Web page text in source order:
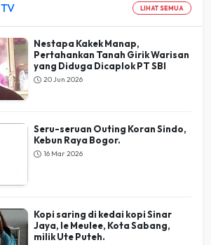
TV LIHAT SEMUA
Nestapa Kakek Manap,
Pertahankan Tanah Girik Warisan
yang Diduga Dicaplok PT SBI
20 Jun 2026
Seru-seruan Outing Koran Sindo,
Kebun Raya Bogor.
16 Mar 2026
Kopi saring di kedai kopi Sinar
Jaya, Ie Meulee, Kota Sabang,
milik Ute Puteh.